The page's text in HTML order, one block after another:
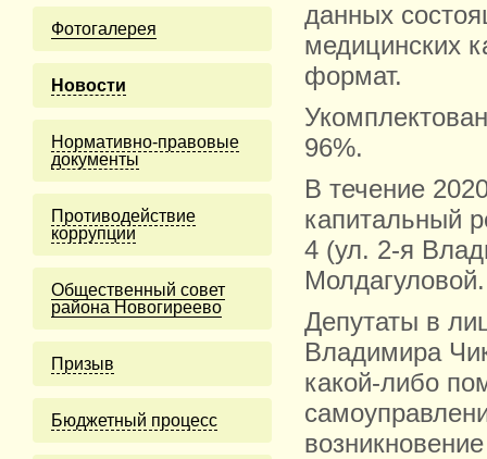
Фотогалерея
Новости
Нормативно-правовые
документы
Противодействие
коррупции
Общественный совет
района Новогиреево
Призыв
Бюджетный процесс
данных
медицинских
формат.
96%.
В течение
капитальный
4 (ул. 2-я
Молдагуловой.
Депутаты в
Владимира
какой-либо